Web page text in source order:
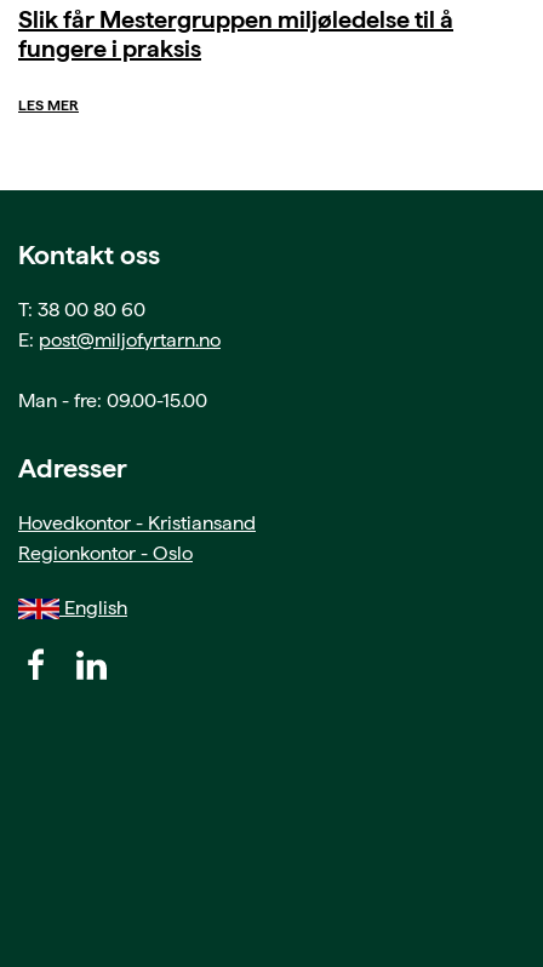
Slik får Mestergruppen miljøledelse til å
fungere i praksis
LES MER
Kontakt oss
T: 38 00 80 60
E: post@miljofyrtarn.no
Man - fre: 09.00-15.00
Adresser
Hovedkontor - Kristiansand
Regionkontor - Oslo
English